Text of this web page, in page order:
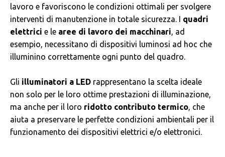
lavoro e favoriscono le condizioni ottimali per svolgere
interventi di manutenzione in totale sicurezza. I quadri
elettrici e le aree di lavoro dei macchinari, ad
esempio, necessitano di dispositivi luminosi ad hoc che
illuminino correttamente ogni punto del quadro.
Gli illuminatori a LED rappresentano la scelta ideale
non solo per le loro ottime prestazioni di illuminazione,
ma anche per il loro ridotto contributo termico, che
aiuta a preservare le perfette condizioni ambientali per il
funzionamento dei dispositivi elettrici e/o elettronici.